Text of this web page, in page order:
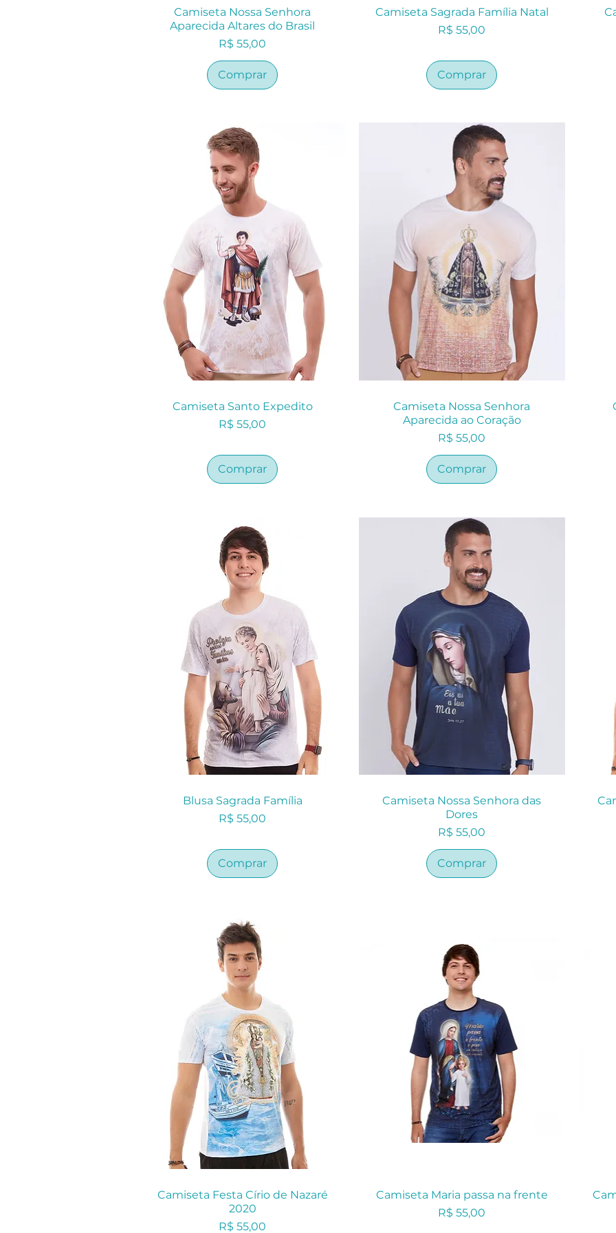
Camiseta Nossa Senhora
Aparecida Altares do Brasil
Preço
R$ 55,00
Comprar
Camiseta Sagrada Família Natal
Preço
R$ 55,00
Comprar
Camiseta Santo Expedito
Preço
R$ 55,00
Comprar
Camiseta Nossa Senhora
Aparecida ao Coração
Preço
R$ 55,00
Comprar
Blusa Sagrada Família
Preço
R$ 55,00
Comprar
Camiseta Nossa Senhora das
Dores
Preço
R$ 55,00
Comprar
Camiseta Festa Círio de Nazaré
2020
Preço
R$ 55,00
Camiseta Maria passa na frente
Preço
R$ 55,00